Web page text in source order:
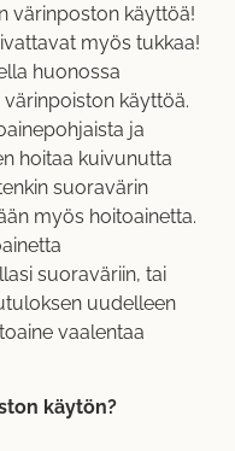
värinposton käyttöä!
myös tukkaa!
huonossa
käyttöä.
ja
hoitaa kuivunutta
suoravärin
myös hoitoainetta.
suoraväriin, tai
uudelleen
vaalentaa
käytön?